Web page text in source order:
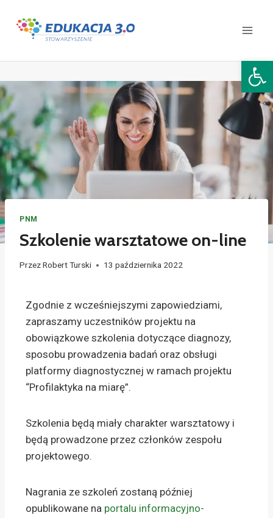
PNM
Szkolenie warsztatowe on-line
PrzezRobert Turski 13 października 2022
Zgodnie z wcześniejszymi zapowiedziami,
zapraszamy uczestników projektu na
obowiązkowe szkolenia dotyczące diagnozy,
sposobu prowadzenia badań oraz obsługi
platformy diagnostycznej w ramach projektu
“Profilaktyka na miarę”.
Szkolenia będą miały charakter warsztatowy i
będą prowadzone przez członków zespołu
projektowego.
Nagrania ze szkoleń zostaną później
opublikowane na portalu informacyjno-